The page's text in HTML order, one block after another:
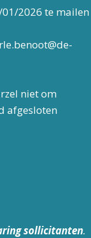
01/2026 te mailen
niet om
afgesloten
sollicitanten.